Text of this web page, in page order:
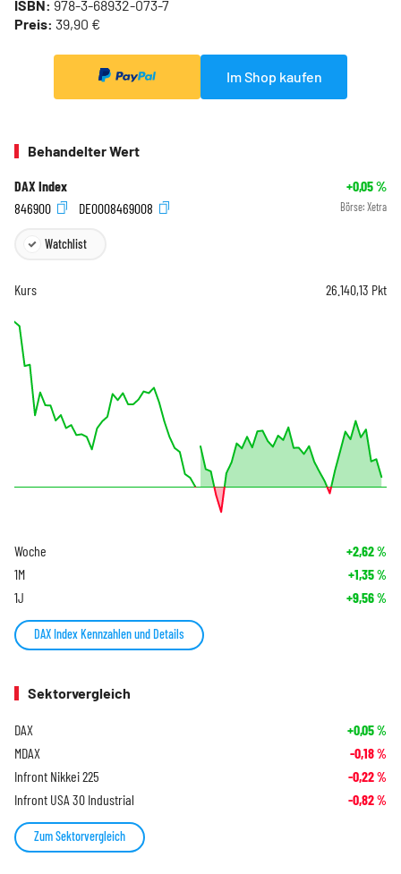
ISBN: 978-3-68932-073-7
Preis: 39,90 €
Im Shop kaufen
Behandelter Wert
DAX Index +0,05%
846900
DE0008469008 Börse: Xetra
Watchlist
Kurs 26.140,13 Pkt
Woche +2,62%
1M +1,35%
1J +9,56%
DAX Index Kennzahlen und Details
Sektorvergleich
DAX +0,05%
MDAX -0,18%
Infront Nikkei 225 -0,22%
Infront USA 30 Industrial -0,82%
Zum Sektorvergleich